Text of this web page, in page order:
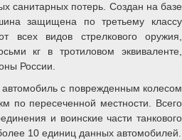
санитарных потерь. Создан на базе
защищена по третьему классу
всех видов стрелкового оружия,
кг в тротиловом эквиваленте,
России.
с поврежденным колесом
по пересеченной местности. Всего
и воинские части танкового
10 единиц данных автомобилей.